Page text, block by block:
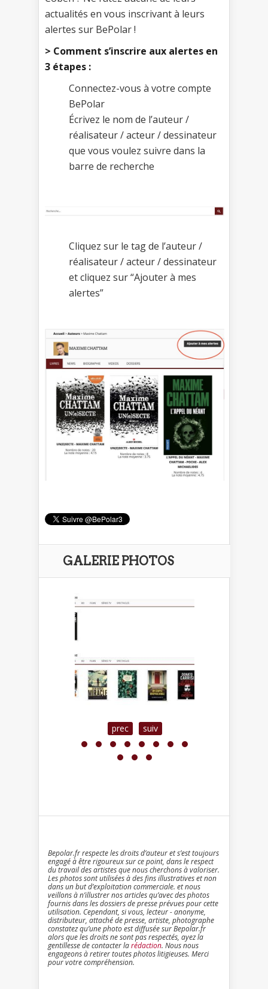
actualités en vous inscrivant à leurs
alertes sur BePolar !
> Comment s’inscrire aux alertes en
3 étapes :
Connectez-vous à votre compte
BePolar
Écrivez le nom de l’auteur /
réalisateur / acteur / dessinateur
que vous voulez suivre dans la
barre de recherche
Cliquez sur le tag de l’auteur /
réalisateur / acteur / dessinateur
et cliquez sur “Ajouter à mes
alertes”
GALERIE PHOTOS
prec suiv
Bepolar.fr respecte les droits d’auteur et s’est toujours
engagé à être rigoureux sur ce point, dans le respect
du travail des artistes que nous cherchons à valoriser.
Les photos sont utilisées à des fins illustratives et non
dans un but d’exploitation commerciale. et nous
veillons à n’illustrer nos articles qu’avec des photos
fournis dans les dossiers de presse prévues pour cette
utilisation. Cependant, si vous, lecteur - anonyme,
distributeur, attaché de presse, artiste, photographe
constatez qu’une photo est diffusée sur Bepolar.fr
alors que les droits ne sont pas respectés, ayez la
gentillesse de contacter larédaction. Nous nous
engageons à retirer toutes photos litigieuses. Merci
pour votre compréhension.